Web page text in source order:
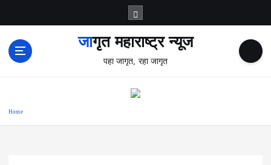
जागृत महाराष्ट्र न्यूज
पहा जागृत, रहा जागृत
Home